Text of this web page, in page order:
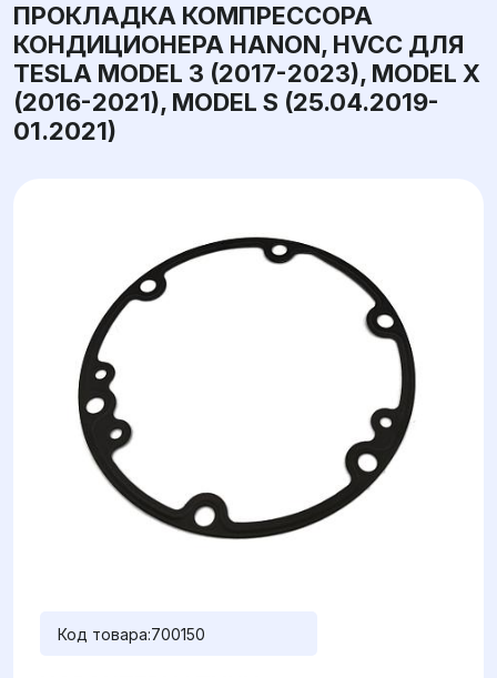
ПРОКЛАДКА КОМПРЕССОРА
КОНДИЦИОНЕРА HANON, HVCC ДЛЯ
TESLA MODEL 3 (2017-2023), MODEL X
(2016-2021), MODEL S (25.04.2019-
01.2021)
Код товара:700150